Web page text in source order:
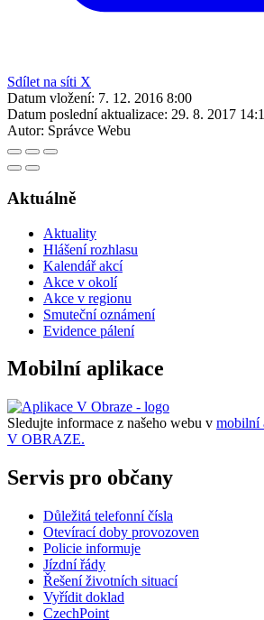
Sdílet na síti X
Datum vložení: 7. 12. 2016 8:00
Datum poslední aktualizace: 29. 8. 2017
Autor: Správce Webu
Aktuálně
Aktuality
Hlášení rozhlasu
Kalendář akcí
Akce v okolí
Akce v regionu
Smuteční oznámení
Evidence pálení
Mobilní aplikace
Sledujte informace z našeho webu v mobilní
V OBRAZE.
Servis pro občany
Důležitá telefonní čísla
Otevírací doby provozoven
Policie informuje
Jízdní řády
Řešení životních situací
Vyřídit doklad
CzechPoint